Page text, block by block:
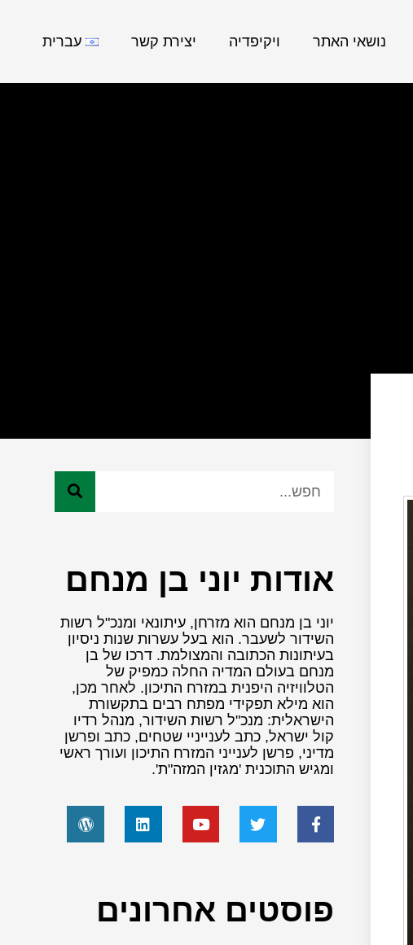
נושאי האתר ויקיפדיה יצירת קשר עברית
אודות יוני בן מנחם
יוני בן מנחם הוא מזרחן, עיתונאי ומנכ"ל רשות
השידור לשעבר. הוא בעל עשרות שנות ניסיון
בעיתונות הכתובה והמצולמת. דרכו של בן
מנחם בעולם המדיה החלה כמפיק של
הטלוויזיה היפנית במזרח התיכון. לאחר מכן,
הוא מילא תפקידי מפתח רבים בתקשורת
הישראלית: מנכ"ל רשות השידור, מנהל רדיו
קול ישראל, כתב לענייניי שטחים, כתב ופרשן
מדיני, פרשן לענייני המזרח התיכון ועורך ראשי
ומגיש התוכנית 'מגזין המזה"ת'.
פוסטים אחרונים